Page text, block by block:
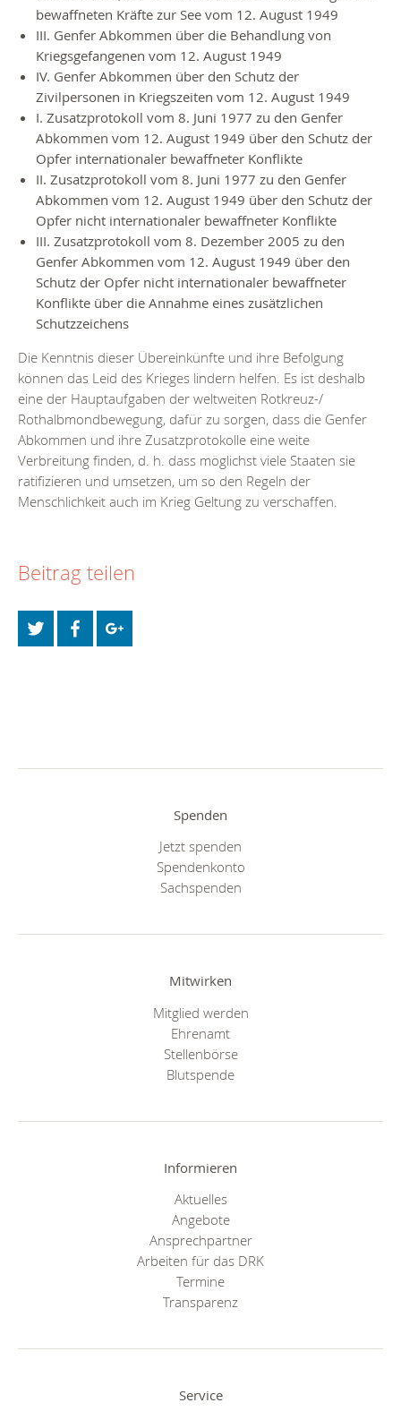
bewaffneten Kräfte zur See vom 12. August 1949
III. Genfer Abkommen über die Behandlung von
Kriegsgefangenen vom 12. August 1949
IV. Genfer Abkommen über den Schutz der
Zivilpersonen in Kriegszeiten vom 12. August 1949
I. Zusatzprotokoll vom 8. Juni 1977 zu den Genfer
Abkommen vom 12. August 1949 über den Schutz der
Opfer internationaler bewaffneter Konflikte
II. Zusatzprotokoll vom 8. Juni 1977 zu den Genfer
Abkommen vom 12. August 1949 über den Schutz der
Opfer nicht internationaler bewaffneter Konflikte
III. Zusatzprotokoll vom 8. Dezember 2005 zu den
Genfer Abkommen vom 12. August 1949 über den
Schutz der Opfer nicht internationaler bewaffneter
Konflikte über die Annahme eines zusätzlichen
Schutzzeichens
Die Kenntnis dieser Übereinkünfte und ihre Befolgung
können das Leid des Krieges lindern helfen. Es ist deshalb
eine der Hauptaufgaben der weltweiten Rotkreuz-/
Rothalbmondbewegung, dafür zu sorgen, dass die Genfer
Abkommen und ihre Zusatzprotokolle eine weite
Verbreitung finden, d. h. dass möglichst viele Staaten sie
ratifizieren und umsetzen, um so den Regeln der
Menschlichkeit auch im Krieg Geltung zu verschaffen.
Beitrag teilen
Spenden
Jetzt spenden
Spendenkonto
Sachspenden
Mitwirken
Mitglied werden
Ehrenamt
Stellenbörse
Blutspende
Informieren
Aktuelles
Angebote
Ansprechpartner
Arbeiten für das DRK
Termine
Transparenz
Service